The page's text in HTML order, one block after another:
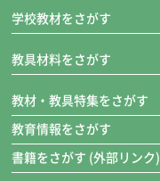
学校教材をさがす
教具材料をさがす
教材・教具特集をさがす
教育情報をさがす
書籍をさがす (外部リンク)